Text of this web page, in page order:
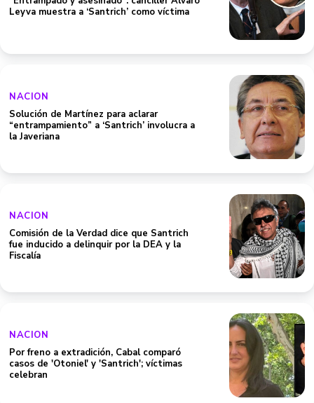
Leyva muestra a ‘Santrich’ como víctima
NACION
Solución de Martínez para aclarar
“entrampamiento” a ‘Santrich’ involucra a
la Javeriana
NACION
Comisión de la Verdad dice que Santrich
fue inducido a delinquir por la DEA y la
Fiscalía
NACION
Por freno a extradición, Cabal comparó
casos de 'Otoniel' y 'Santrich'; víctimas
celebran